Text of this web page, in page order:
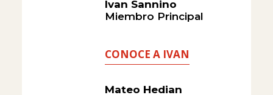
Ivan Sannino
Miembro Principal
CONOCE A IVAN
Mateo Hedian